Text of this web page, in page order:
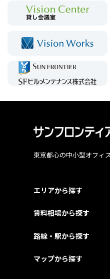
東京都心の中小型オフィ
エリアから探す
賃料相場から探す
路線・駅から探す
マップから探す